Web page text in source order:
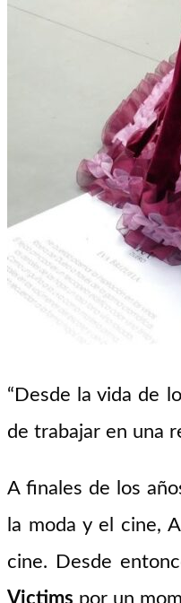
“Desde la vida de
de trabajar en una
A finales de los
la moda y el cine,
cine. Desde
Victims por un